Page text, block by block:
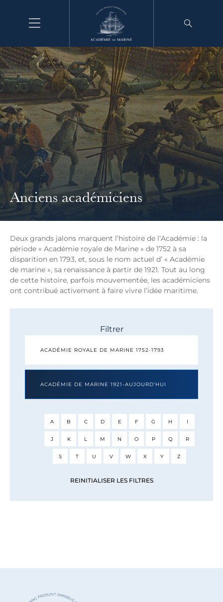
Aller
au
contenu
Anciens académiciens
Deux grands jalons marquent l’histoire de l’Académie : la
période « Académie royale de Marine » de 1752 à sa
disparition en 1793, et, sous le nom actuel d’ « Académie
de marine », sa renaissance à partir de 1921. Tout au long
de cette histoire, parfois mouvementée, les académiciens
ont contribué activement à faire vivre l’idée maritime.
Filtrer
ACADÉMIE ROYALE DE MARINE 1752-1793
ACADÉMIE DE MARINE 1921-AUJOURD'HUI
A B C D E F G H I
J K L M N O P Q R
S T U V W X Y Z
REINITIALISER LES FILTRES